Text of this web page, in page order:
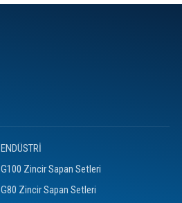
ENDÜSTRİ
G100 Zincir Sapan Setleri
G80 Zincir Sapan Setleri